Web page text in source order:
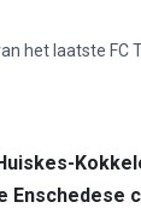
het laatste FC